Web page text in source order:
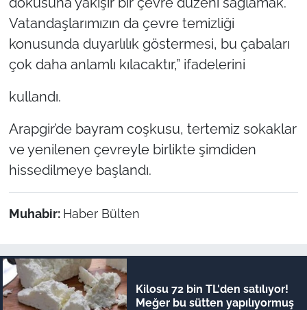
Vatandaşlarımızın da çevre temizliği
konusunda duyarlılık göstermesi, bu çabaları
çok daha anlamlı kılacaktır,” ifadelerini
kullandı.
Arapgir’de bayram coşkusu, tertemiz sokaklar
ve yenilenen çevreyle birlikte şimdiden
hissedilmeye başlandı.
Muhabir: Haber Bülten
Kilosu 72 bin TL'den satılıyor!
Meğer bu sütten yapılıyormuş